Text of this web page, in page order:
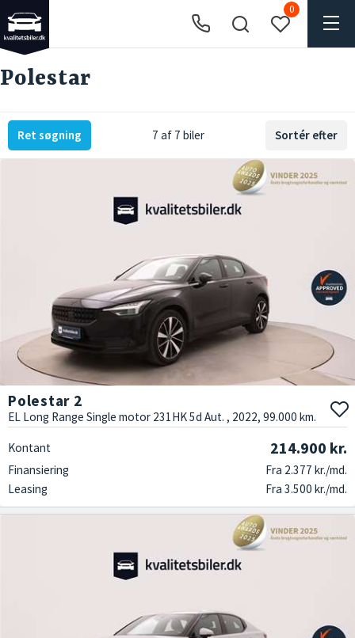
0
Polestar
Ret søgning 7 af 7 biler Sortér efter
Polestar 2
EL Long Range Single motor 231HK 5d Aut. , 2022, 99.000 km.
Kontant 214.900 kr.
Finansiering
Fra 2.377 kr./md.
Leasing
Fra 3.500 kr./md.